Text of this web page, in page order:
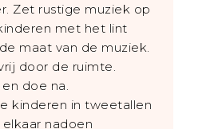
Zet rustige muziek op
met het lint
maat van de muziek.
door de ruimte.
doe na.
kinderen in tweetallen
nadoen